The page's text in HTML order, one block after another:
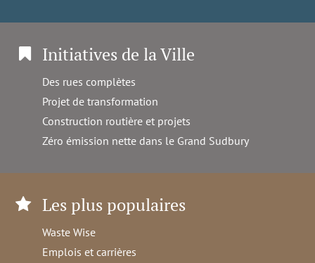
Initiatives de la Ville
Des rues complètes
Projet de transformation
Construction routière et projets
Zéro émission nette dans le Grand Sudbury
Les plus populaires
Waste Wise
Emplois et carrières